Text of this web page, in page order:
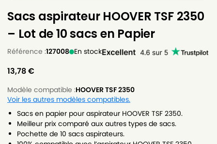
Sacs aspirateur HOOVER TSF 2350
– Lot de 10 sacs en Papier
Référence :127008 En stock
13,78€
Modèle compatible :HOOVER TSF 2350
Voir les autres modèles compatibles.
Sacs en papier pour aspirateur HOOVER TSF 2350.
Meilleur prix comparé aux autres types de sacs.
Pochette de 10 sacs aspirateurs.